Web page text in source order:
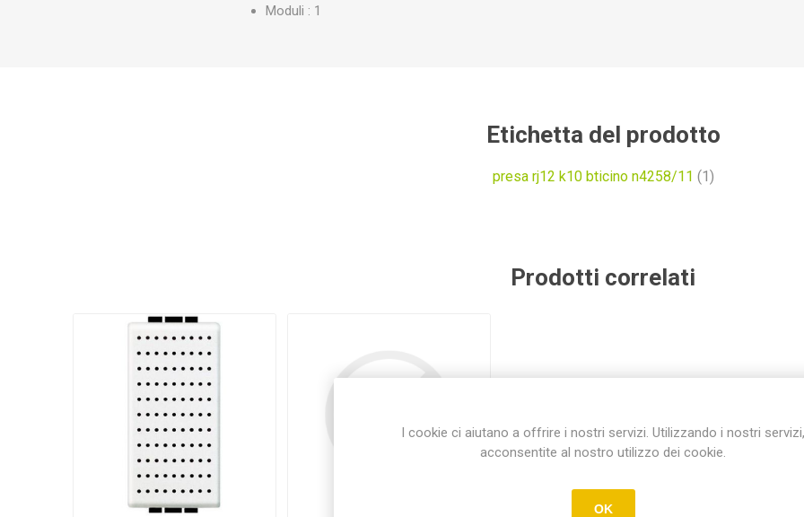
Moduli : 1
Etichetta del prodotto
presa rj12 k10 bticino n4258/11 (1)
Prodotti correlati
I cookie ci aiutano a offrire i nostri servizi. Utilizzando i nostri servizi,
acconsentite al nostro utilizzo dei cookie.
OK